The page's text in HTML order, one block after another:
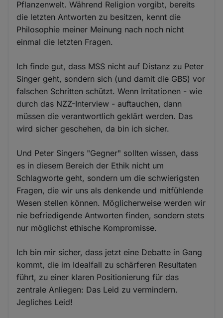
Pflanzenwelt. Während Religion vorgibt, bereits
die letzten Antworten zu besitzen, kennt die
Philosophie meiner Meinung nach noch nicht
einmal die letzten Fragen.
Ich finde gut, dass MSS nicht auf Distanz zu Peter
Singer geht, sondern sich (und damit die GBS) vor
falschen Schritten schützt. Wenn Irritationen - wie
durch das NZZ-Interview - auftauchen, dann
müssen die verantwortlich geklärt werden. Das
wird sicher geschehen, da bin ich sicher.
Und Peter Singers "Gegner" sollten wissen, dass
es in diesem Bereich der Ethik nicht um
Schlagworte geht, sondern um die schwierigsten
Fragen, die wir uns als denkende und mitfühlende
Wesen stellen können. Möglicherweise werden wir
nie befriedigende Antworten finden, sondern stets
nur möglichst ethische Kompromisse.
Ich bin mir sicher, dass jetzt eine Debatte in Gang
kommt, die im Idealfall zu schärferen Resultaten
führt, zu einer klaren Positionierung für das
zentrale Anliegen: Das Leid zu vermindern.
Jegliches Leid!